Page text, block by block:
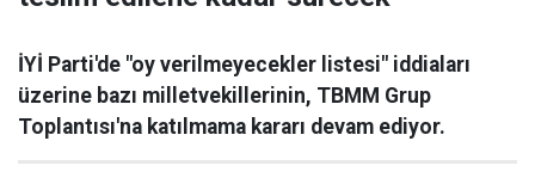
İYİ Parti'de "oy verilmeyecekler listesi" iddiaları
üzerine bazı milletvekillerinin, TBMM Grup
Toplantısı'na katılmama kararı devam ediyor.